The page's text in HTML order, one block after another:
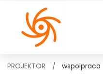
PROJEKTOR wspolpraca